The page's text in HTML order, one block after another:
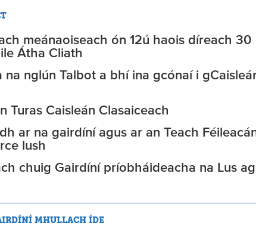
meánaoiseach ón 12ú haois díreach 30
Átha Cliath
na nglún Talbot a bhí ina gcónaí i
Turas Caisleán Clasaiceach
ar na gairdíní agus ar an Teach
lush
chuig Gairdíní príobháideacha na Lus
MHULLACH ÍDE